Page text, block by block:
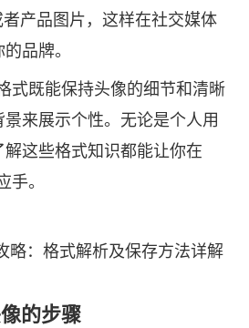
者产品图片，这样在社交媒体
品牌。
式既能保持头像的细节和清晰
来展示个性。无论是个人用
这些格式知识都能让你在
手。
的步骤